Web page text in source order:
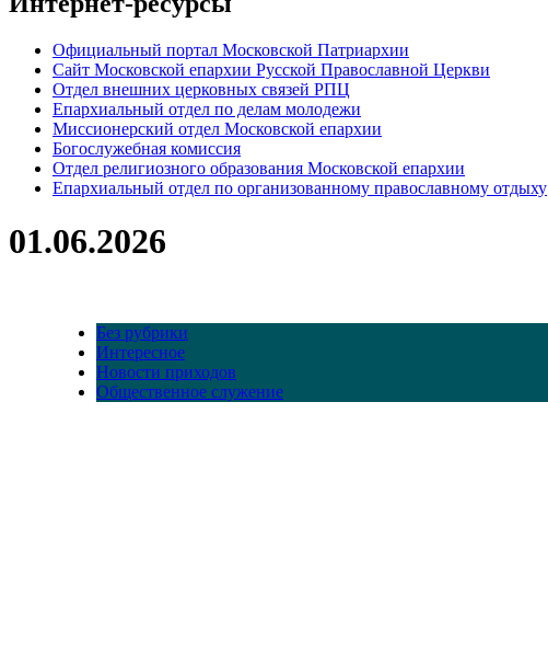
Официальный портал Московской Патриархии
Сайт Московской епархии Русской Православной Церкви
Отдел внешних церковных связей РПЦ
Епархиальный отдел по делам молодежи
Миссионерский отдел Московской епархии
Богослужебная комиссия
Отдел религиозного образования Московской епархии
Епархиальный отдел по организованному православному отдыху
01.06.2026
Без рубрики
Интересное
Новости приходов
Общественное служение